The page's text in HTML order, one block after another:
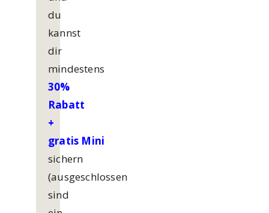
du
kannst
dir
mindestens
30%
Rabatt
+
gratis Mini
sichern
(ausgeschlossen
sind